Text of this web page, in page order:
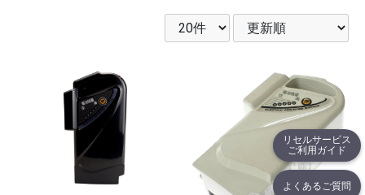
リセルサービス
ご利用ガイド
よくあるご質問